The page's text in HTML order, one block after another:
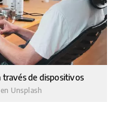
través de dispositivos
Unsplash